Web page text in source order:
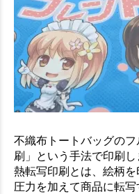
不織布トートバッグの
刷」という手法で印刷し
熱転写印刷とは、絵柄
圧力を加えて商品に転写